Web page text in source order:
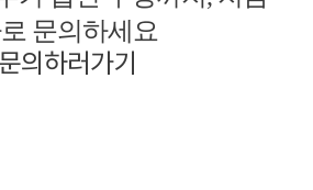
문의하세요
문의하러가기